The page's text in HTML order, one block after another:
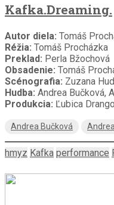
Kafka.Dreaming.
Autor diela: Tomáš
Réžia: Tomáš Procházka
Preklad: Perla Bžochová
Obsadenie: Tomáš
Scénografia: Zuzana
Hudba: Andrea Bučková,
Produkcia: Ľubica
Andrea Bučková
hmyz Kafka performance